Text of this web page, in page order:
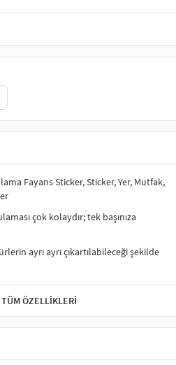
Fayans Sticker, Sticker, Yer, Mutfak,
çok kolaydır; tek başınıza
ayrı ayrı çıkartılabileceği şekilde
gibi yüzeylere kolaylıkla
Ürünümüz folyo üzerine baskı
ÖZELLIKLERI